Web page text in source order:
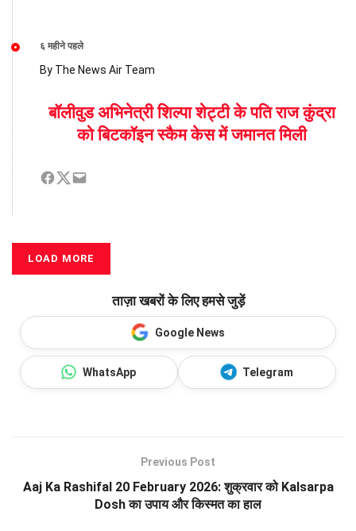
६ महीने पहले
By The News Air Team
बॉलीवुड अभिनेत्री शिल्पा शेट्टी के पति राज कुंद्रा
को बिटकॉइन स्कैम केस में जमानत मिली
LOAD MORE
ताज़ा खबरों के लिए हमसे जुड़ें
Google News
WhatsApp Telegram
Previous Post
Aaj Ka Rashifal 20 February 2026: शुक्रवार को Kalsarpa
Dosh का उपाय और किस्मत का हाल